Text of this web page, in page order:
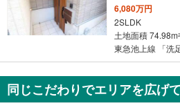
6,080万円
2SLDK
土地面積 74.98m2
東急池上線 「洗
同じこだわりでエリアを広げ